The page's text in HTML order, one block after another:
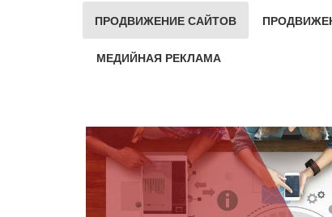
ПРОДВИЖЕНИЕ САЙТОВ
МЕДИЙНАЯ РЕКЛАМА